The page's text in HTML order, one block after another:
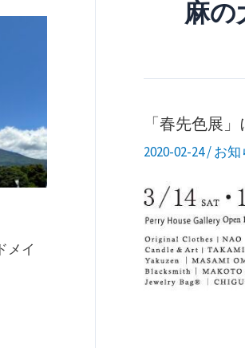
メイ
麻の
「春先色展
2020-02-24/お知